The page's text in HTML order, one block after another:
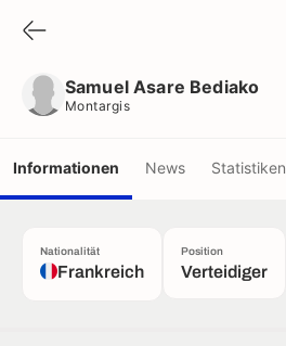
Samuel Asare Bediako
Montargis
Informationen News Statistiken
Nationalität
Frankreich
Position
Verteidiger